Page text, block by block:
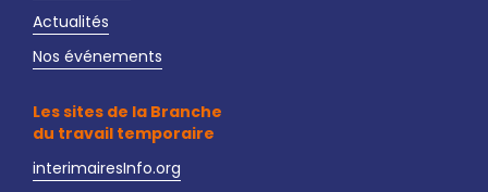
Actualités
Nos événements
Les sites de la Branche
du travail temporaire
interimairesInfo.org